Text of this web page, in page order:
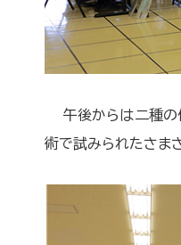
午後からは二種の
術で試みられたさま